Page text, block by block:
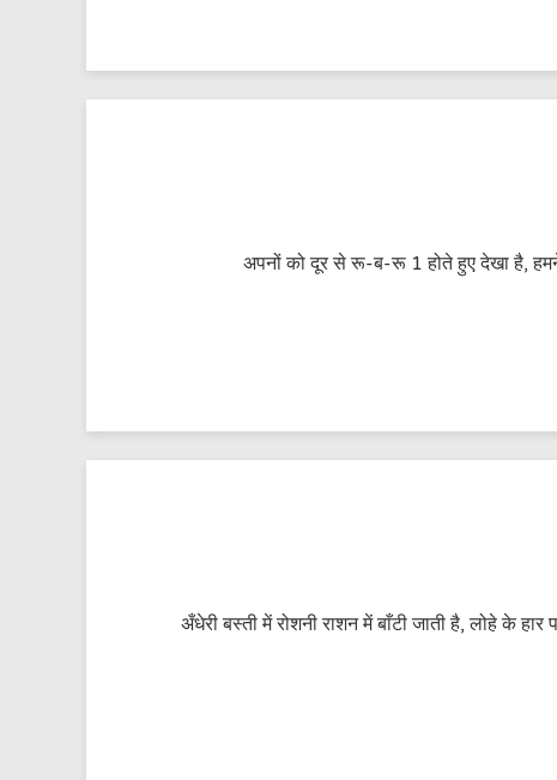
अपनों को दूर से रू-ब-रू 1 होते हुए देखा है,
अँधेरी बस्ती में रोशनी राशन में बाँटी जाती है, लोहे के